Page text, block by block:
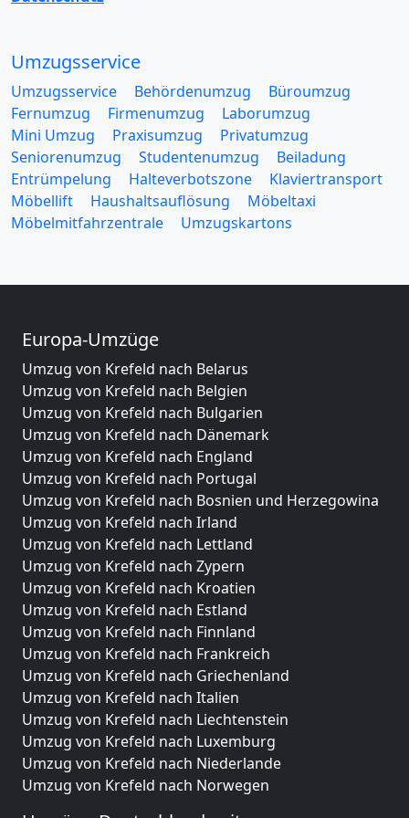
Umzugsservice
Umzugsservice Behördenumzug
Büroumzug
Fernumzug
Firmenumzug
Laborumzug
Mini Umzug
Praxisumzug
Privatumzug
Seniorenumzug
Studentenumzug
Beiladung
Entrümpelung
Halteverbotszone
Klaviertransport
Möbellift
Haushaltsauflösung
Möbeltaxi
Möbelmitfahrzentrale
Umzugskartons
Europa-Umzüge
Umzug von Krefeld nach Belarus
Umzug von Krefeld nach Belgien
Umzug von Krefeld nach Bulgarien
Umzug von Krefeld nach Dänemark
Umzug von Krefeld nach England
Umzug von Krefeld nach Portugal
Umzug von Krefeld nach Bosnien und Herzegowina
Umzug von Krefeld nach Irland
Umzug von Krefeld nach Lettland
Umzug von Krefeld nach Zypern
Umzug von Krefeld nach Kroatien
Umzug von Krefeld nach Estland
Umzug von Krefeld nach Finnland
Umzug von Krefeld nach Frankreich
Umzug von Krefeld nach Griechenland
Umzug von Krefeld nach Italien
Umzug von Krefeld nach Liechtenstein
Umzug von Krefeld nach Luxemburg
Umzug von Krefeld nach Niederlande
Umzug von Krefeld nach Norwegen